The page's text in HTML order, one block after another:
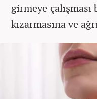
girmeye
kızarmasına ve